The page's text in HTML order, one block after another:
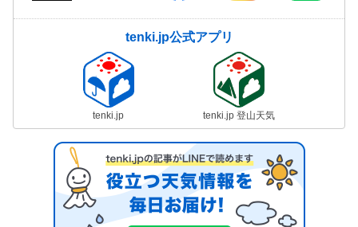
tenki.jp公式アプリ
tenki.jp tenki.jp 登山天気